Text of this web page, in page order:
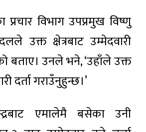
विभाग उपप्रमुख विष्णु
उक्त क्षेत्रबाट उम्मेदवारी
बताए। उनले भने, ‘उहाँले उक्त
दर्ता गराउँनुहुन्छ।’
एमालेमै बसेका उनी